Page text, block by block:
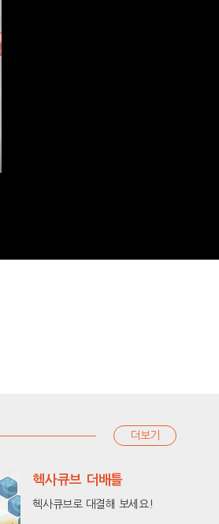
더보기
헥사큐브 더배틀
헥사큐브로 대결해 보세요!